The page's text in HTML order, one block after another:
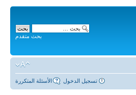
بحث متقدم
الأسئلة المتكررة تسجيل الدخول